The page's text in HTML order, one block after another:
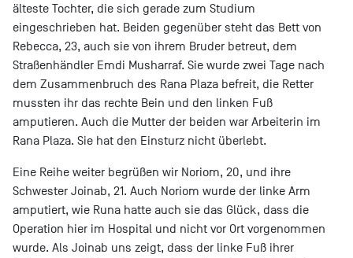
älteste Tochter, die sich gerade zum Studium
eingeschrieben hat. Beiden gegenüber steht das Bett von
Rebecca, 23, auch sie von ihrem Bruder betreut, dem
Straßenhändler Emdi Musharraf. Sie wurde zwei Tage nach
dem Zusammenbruch des Rana Plaza befreit, die Retter
mussten ihr das rechte Bein und den linken Fuß
amputieren. Auch die Mutter der beiden war Arbeiterin im
Rana Plaza. Sie hat den Einsturz nicht überlebt.
Eine Reihe weiter begrüßen wir Noriom, 20, und ihre
Schwester Joinab, 21. Auch Noriom wurde der linke Arm
amputiert, wie Runa hatte auch sie das Glück, dass die
Operation hier im Hospital und nicht vor Ort vorgenommen
wurde. Als Joinab uns zeigt, dass der linke Fuß ihrer